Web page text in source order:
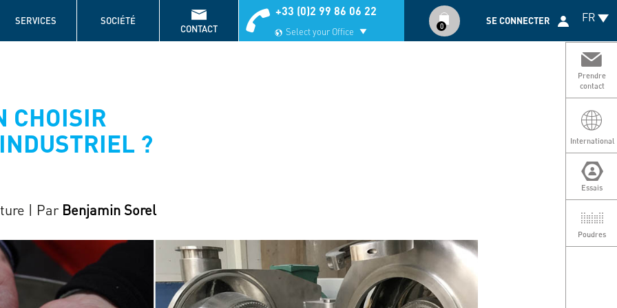
FR
SERVICES SOCIÉTÉ
CONTACT
+33 (0)2 99 86 06 22
Select your Office 0
utilisateur
SE CONNECTER
Prendre
contact
International
Essais
Poudres
CHOISIR
?
| Par Benjamin Sorel